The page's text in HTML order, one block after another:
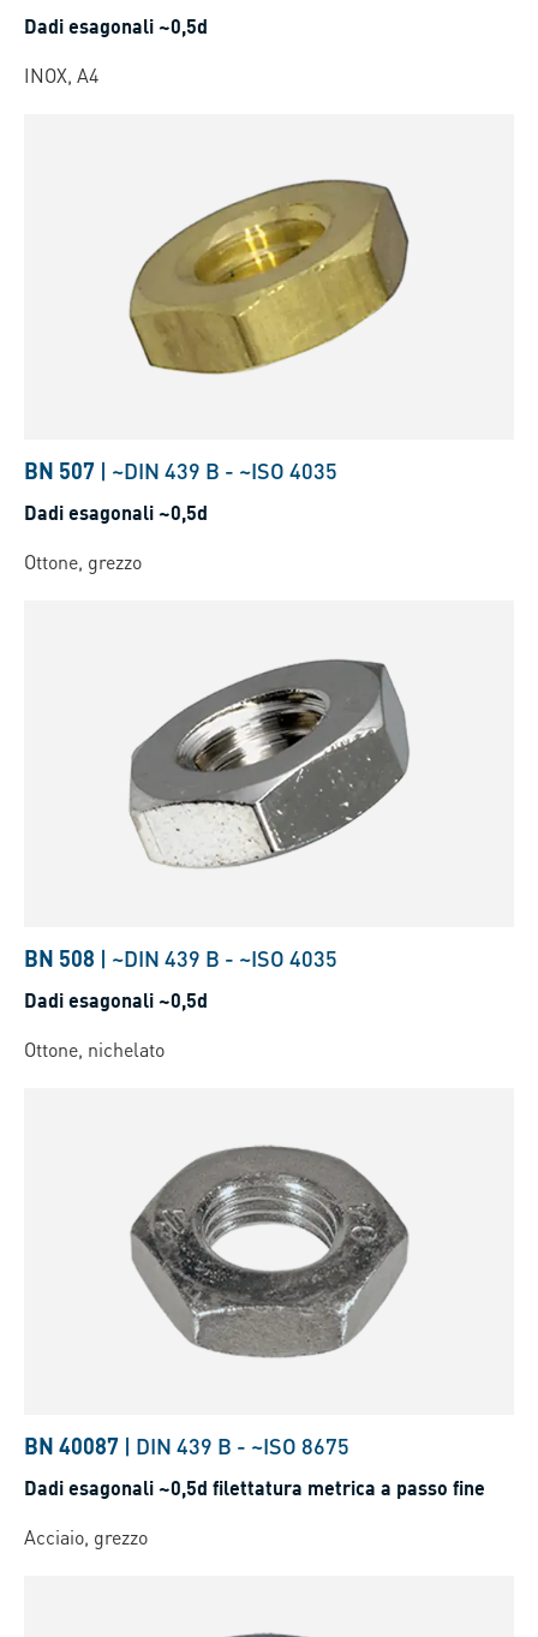
Dadi esagonali ~0,5d
INOX, A4
BN 507 | ~DIN 439 B - ~ISO 4035
Dadi esagonali ~0,5d
Ottone, grezzo
BN 508 | ~DIN 439 B - ~ISO 4035
Dadi esagonali ~0,5d
Ottone, nichelato
BN 40087 | DIN 439 B - ~ISO 8675
Dadi esagonali ~0,5d filettatura metrica a passo fine
Acciaio, grezzo